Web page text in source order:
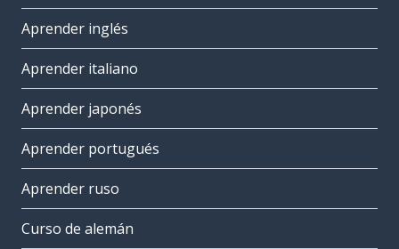
Aprender inglés
Aprender italiano
Aprender japonés
Aprender portugués
Aprender ruso
Curso de alemán